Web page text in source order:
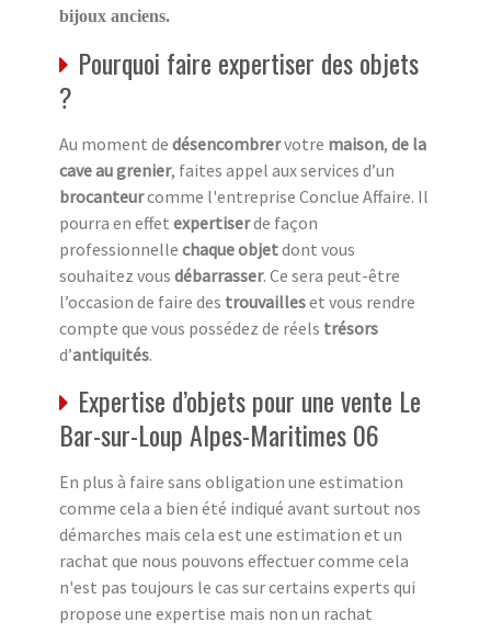
bijoux anciens.
Pourquoi faire expertiser des objets
?
Au moment de désencombrervotre maison, de la
cave au grenier, faites appel aux services d’un
brocanteurcomme l'entreprise Conclue Affaire. Il
pourra en effet expertiserde façon
professionnelle chaque objetdont vous
souhaitez vous débarrasser. Ce sera peut-être
l’occasion de faire des trouvailleset vous rendre
compte que vous possédez de réels trésors
d’antiquités.
Expertise d’objets pour une vente Le
Bar-sur-Loup Alpes-Maritimes 06
En plus à faire sans obligation une estimation
comme cela a bien été indiqué avant surtout nos
démarches mais cela est une estimation et un
rachat que nous pouvons effectuer comme cela
n'est pas toujours le cas sur certains experts qui
propose une expertise mais non un rachat